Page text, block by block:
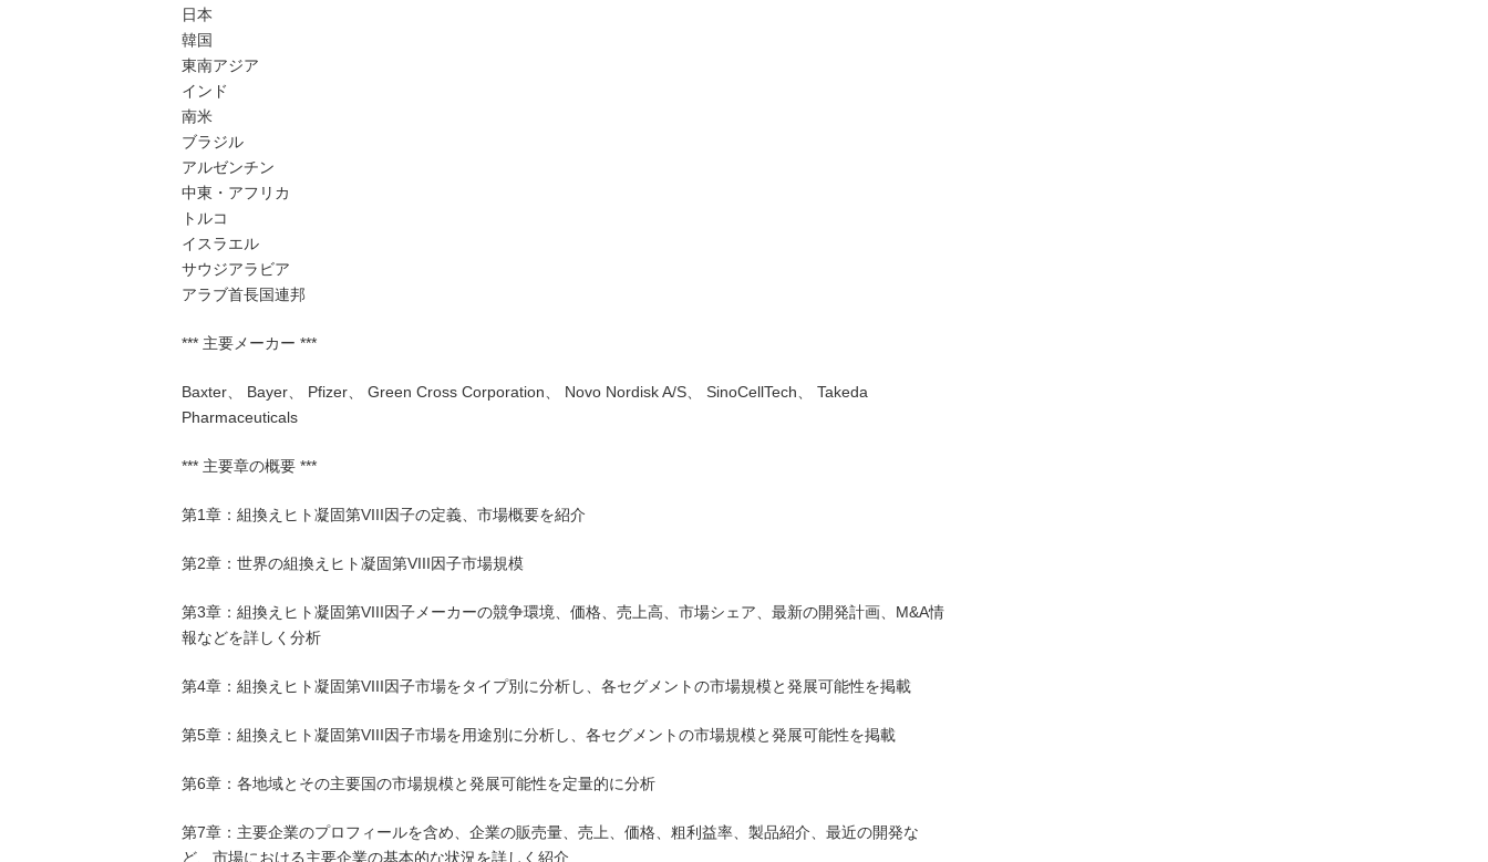
日本
韓国
東南アジア
インド
南米
ブラジル
アルゼンチン
中東・アフリカ
トルコ
イスラエル
サウジアラビア
アラブ首長国連邦
*** 主要メーカー ***
Baxter、 Bayer、 Pfizer、 Green Cross Corporation、 Novo Nordisk A/S、 SinoCellTech、 Takeda
Pharmaceuticals
*** 主要章の概要 ***
第1章：組換えヒト凝固第VIII因子の定義、市場概要を紹介
第2章：世界の組換えヒト凝固第VIII因子市場規模
第3章：組換えヒト凝固第VIII因子メーカーの競争環境、価格、売上高、市場シェア、最新の開発計画、M&A情
報などを詳しく分析
第4章：組換えヒト凝固第VIII因子市場をタイプ別に分析し、各セグメントの市場規模と発展可能性を掲載
第5章：組換えヒト凝固第VIII因子市場を用途別に分析し、各セグメントの市場規模と発展可能性を掲載
第6章：各地域とその主要国の市場規模と発展可能性を定量的に分析
第7章：主要企業のプロフィールを含め、企業の販売量、売上、価格、粗利益率、製品紹介、最近の開発な
ど、市場における主要企業の基本的な状況を詳しく紹介